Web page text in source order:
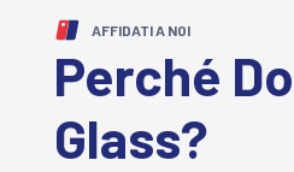
AFFIDATI A NOI
Perché
Glass?